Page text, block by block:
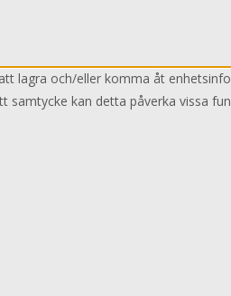
lagra och/eller komma åt
samtycke kan detta påverka vissa